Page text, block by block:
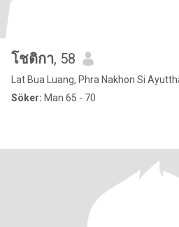
โชติกา, 58
Lat Bua Luang, Phra Nakhon Si
Söker: Man 65 - 70